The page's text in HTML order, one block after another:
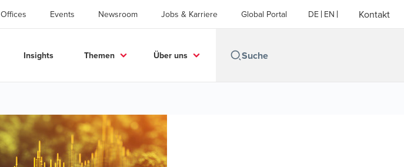
Offices Events Newsroom Jobs & Karriere Global Portal DE EN Kontakt
Insights Themen Über uns